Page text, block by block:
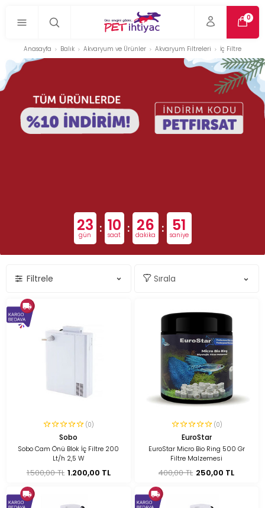
0
Anasayfa Balık Akvaryum ve Ürünler Akvaryum Filtreleri İç Filtre
23
gün : 10
saat : 26
dakika : 50
saniye
Filtrele
(0)
Sobo
Sobo Cam Önü Blok İç Filtre 200
Lt/h 2,5 W
1.500,00 TL 1.200,00 TL
(0)
EuroStar
EuroStar Micro Bio Ring 500 Gr
Filtre Malzemesi
400,00 TL 250,00 TL